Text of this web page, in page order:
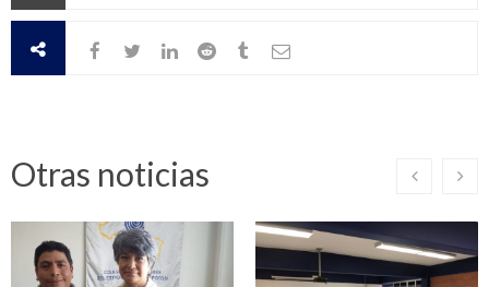
Otras noticias